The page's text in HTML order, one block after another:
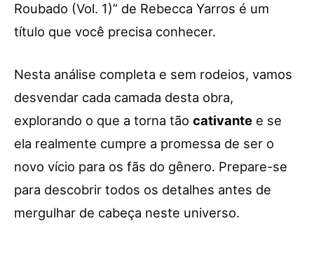
Roubado (Vol. 1)” de Rebecca Yarros é um
título que você precisa conhecer.
Nesta análise completa e sem rodeios, vamos
desvendar cada camada desta obra,
explorando o que a torna tão cativante e se
ela realmente cumpre a promessa de ser o
novo vício para os fãs do gênero. Prepare-se
para descobrir todos os detalhes antes de
mergulhar de cabeça neste universo.